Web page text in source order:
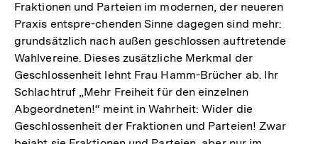
Fraktionen und Parteien im modernen, der neueren
Praxis entspre-chenden Sinne dagegen sind mehr:
grundsätzlich nach außen geschlossen auftretende
Wahlvereine. Dieses zusätzliche Merkmal der
Geschlossenheit lehnt Frau Hamm-Brücher ab. Ihr
Schlachtruf „Mehr Freiheit für den einzelnen
Abgeordneten!“ meint in Wahrheit: Wider die
Geschlossenheit der Fraktionen und Parteien! Zwar